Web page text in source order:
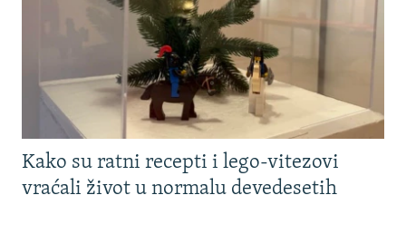
Kako su ratni recepti i lego-vitezovi
vraćali život u normalu devedesetih